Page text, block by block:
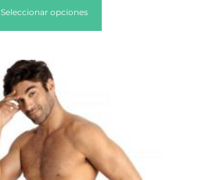
Seleccionar opciones